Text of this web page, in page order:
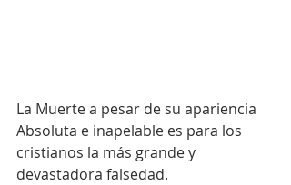
La Muerte a pesar de su apariencia
Absoluta e inapelable es para los
cristianos la más grande y
devastadora falsedad.